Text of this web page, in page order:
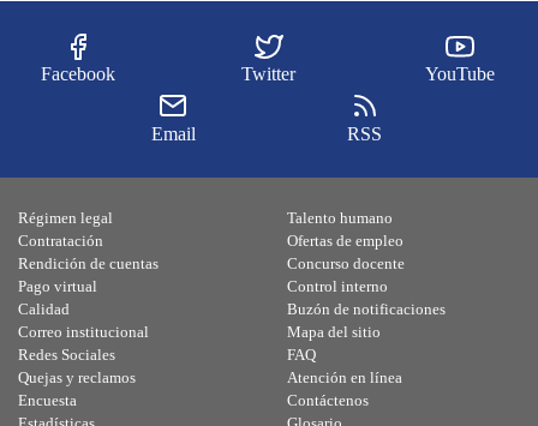
Facebook Twitter YouTube
Email RSS
Régimen legal
Contratación
Rendición de cuentas
Pago virtual
Calidad
Talento humano
Ofertas de empleo
Concurso docente
Control interno
Buzón de notificaciones
Correo institucional
Redes Sociales
Quejas y reclamos
Encuesta
Mapa del sitio
FAQ
Atención en línea
Contáctenos